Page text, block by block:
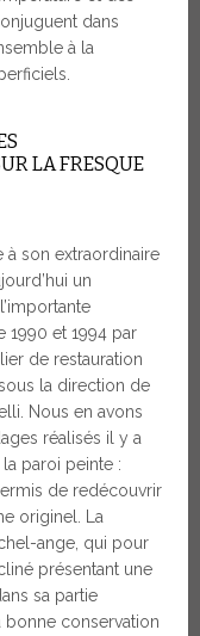
dans
à la
LA FRESQUE
à son extraordinaire
un
1990 et 1994 par
de restauration
la direction de
Nous en avons
réalisés il y a
paroi peinte :
de redécouvrir
originel. La
ange, qui pour
présentant une
sa partie
bonne conservation